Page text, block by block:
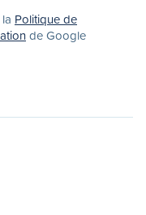
Politique de
de Google